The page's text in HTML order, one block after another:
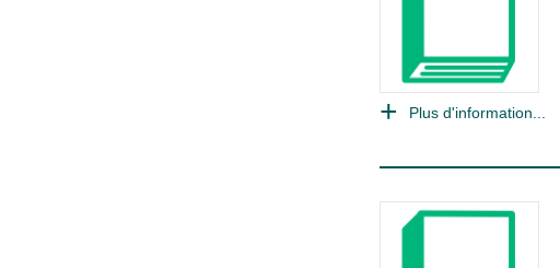
Plus d'information...